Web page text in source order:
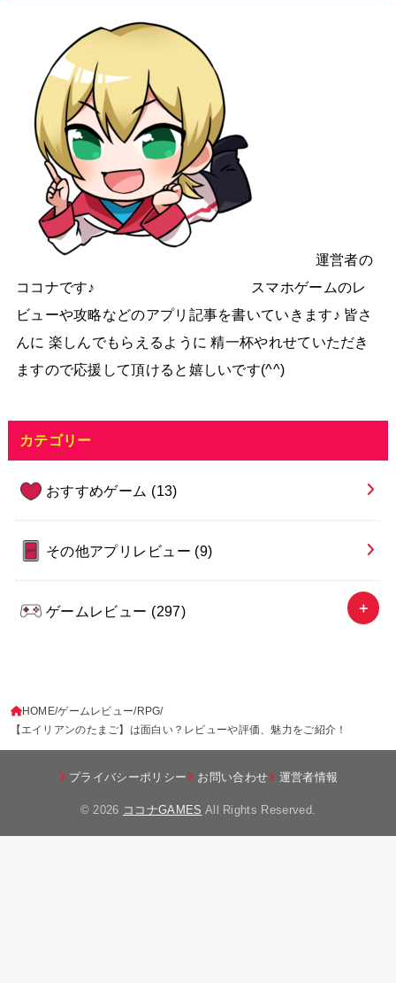
運営者の
ココナです♪ スマホゲームのレ
ビューや攻略などのアプリ記事を書いていきます♪ 皆さ
んに 楽しんでもらえるように 精一杯やれせていただき
ますので応援して頂けると嬉しいです(^^)
カテゴリー
おすすめゲーム (13)
その他アプリレビュー (9)
ゲームレビュー (297)
HOME ゲームレビュー RPG
【エイリアンのたまご】は面白い？レビューや評価、魅力をご紹介！
プライバシーポリシー お問い合わせ 運営者情報
© 2026 ココナGAMES All Rights Reserved.